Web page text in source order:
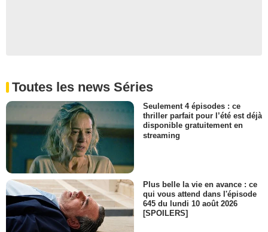
Toutes les news Séries
Seulement 4 épisodes : ce
thriller parfait pour l’été est déjà
disponible gratuitement en
streaming
Plus belle la vie en avance : ce
qui vous attend dans l'épisode
645 du lundi 10 août 2026
[SPOILERS]